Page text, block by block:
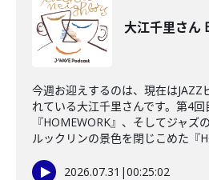
大江千里さん
今週お迎えするのは、現在はJAZZ
れている大江千里さんです。第4回
『HOMEWORK』、そしてジャズ
ルックリンの景色を閉じこめた『
2026.07.31 |00:25:02